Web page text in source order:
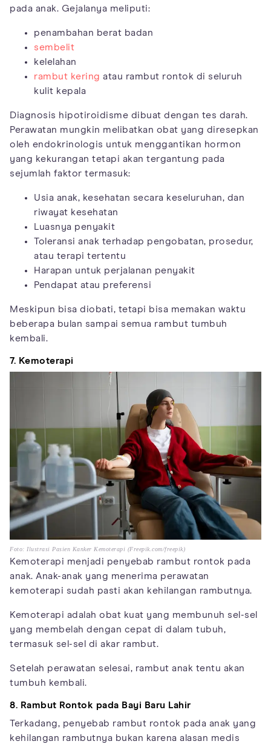
pada anak. Gejalanya meliputi:
penambahan berat badan
sembelit
kelelahan
rambut kering atau rambut rontok di seluruh
kulit kepala
Diagnosis hipotiroidisme dibuat dengan tes darah.
Perawatan mungkin melibatkan obat yang diresepkan
oleh endokrinologis untuk menggantikan hormon
yang kekurangan tetapi akan tergantung pada
sejumlah faktor termasuk:
Usia anak, kesehatan secara keseluruhan, dan
riwayat kesehatan
Luasnya penyakit
Toleransi anak terhadap pengobatan, prosedur,
atau terapi tertentu
Harapan untuk perjalanan penyakit
Pendapat atau preferensi
Meskipun bisa diobati, tetapi bisa memakan waktu
beberapa bulan sampai semua rambut tumbuh
kembali.
7. Kemoterapi
Foto: Ilustrasi Pasien Kanker Kemoterapi (Freepik.com/freepik)
Kemoterapi menjadi penyebab rambut rontok pada
anak. Anak-anak yang menerima perawatan
kemoterapi sudah pasti akan kehilangan rambutnya.
Kemoterapi adalah obat kuat yang membunuh sel-sel
yang membelah dengan cepat di dalam tubuh,
termasuk sel-sel di akar rambut.
Setelah perawatan selesai, rambut anak tentu akan
tumbuh kembali.
8. Rambut Rontok pada Bayi Baru Lahir
Terkadang, penyebab rambut rontok pada anak yang
kehilangan rambutnya bukan karena alasan medis